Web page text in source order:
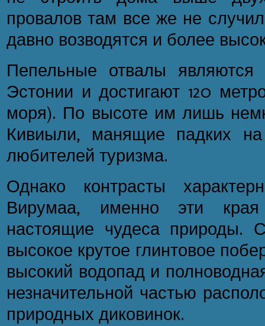
провалов там все же не
давно возводятся и более
Пепельные отвалы
Эстонии и достигают 120
моря). По высоте им лишь
Кивиыли, манящие падких
любителей туризма.
Однако контрасты
Вирумаа, именно эти
настоящие чудеса природы.
высокое крутое глинтовое
высокий водопад и
незначительной частью
природных диковинок.